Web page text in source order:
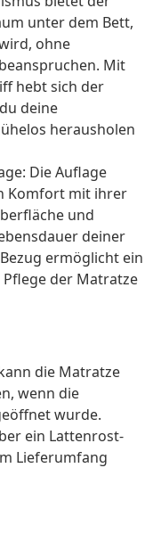
unter dem Bett,
ohne
Mit
hebt sich der
deine
herausholen
Die Auflage
Komfort mit ihrer
und
deiner
ermöglicht ein
Pflege der Matratze
die Matratze
wenn die
wurde.
ein Lattenrost-
Lieferumfang